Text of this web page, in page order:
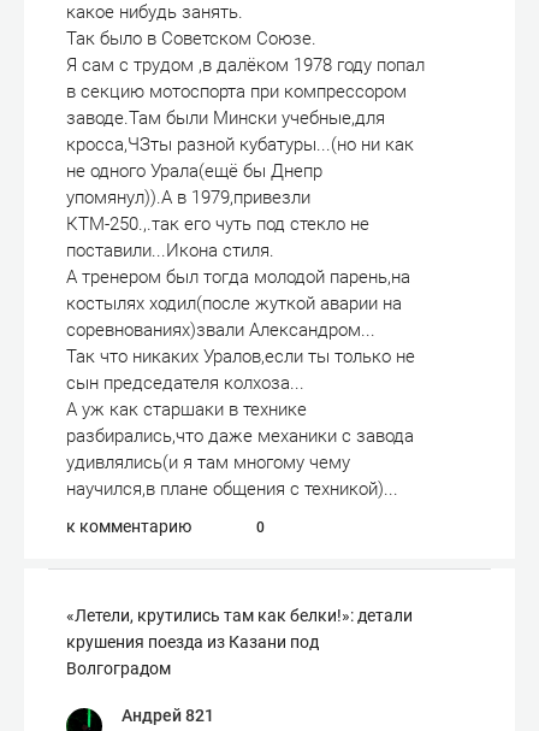
какое нибудь занять.
Так было в Советском Союзе.
Я сам с трудом ,в далёком 1978 году попал
в секцию мотоспорта при компрессором
заводе.Там были Мински учебные,для
кросса,ЧЗты разной кубатуры...(но ни как
не одного Урала(ещё бы Днепр
упомянул)).А в 1979,привезли
КТМ-250.,.так его чуть под стекло не
поставили...Икона стиля.
А тренером был тогда молодой парень,на
костылях ходил(после жуткой аварии на
соревнованиях)звали Александром...
Так что никаких Уралов,если ты только не
сын председателя колхоза...
А уж как старшаки в технике
разбирались,что даже механики с завода
удивлялись(и я там многому чему
научился,в плане общения с техникой)...
к комментарию 0
«Летели, крутились там как белки!»: детали
крушения поезда из Казани под
Волгоградом
Андрей 821